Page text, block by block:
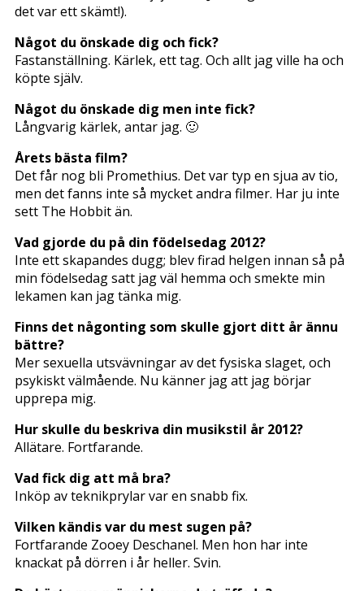
det var ett skämt!).
Något du önskade dig och fick?
Fastanställning. Kärlek, ett tag. Och allt jag ville ha och
köpte själv.
Något du önskade dig men inte fick?
Långvarig kärlek, antar jag. 🙂
Årets bästa film?
Det får nog bli Promethius. Det var typ en sjua av tio,
men det fanns inte så mycket andra filmer. Har ju inte
sett The Hobbit än.
Vad gjorde du på din födelsedag 2012?
Inte ett skapandes dugg; blev firad helgen innan så på
min födelsedag satt jag väl hemma och smekte min
lekamen kan jag tänka mig.
Finns det någonting som skulle gjort ditt år ännu
bättre?
Mer sexuella utsvävningar av det fysiska slaget, och
psykiskt välmående. Nu känner jag att jag börjar
upprepa mig.
Hur skulle du beskriva din musikstil år 2012?
Allätare. Fortfarande.
Vad fick dig att må bra?
Inköp av teknikprylar var en snabb fix.
Vilken kändis var du mest sugen på?
Fortfarande Zooey Deschanel. Men hon har inte
knackat på dörren i år heller. Svin.